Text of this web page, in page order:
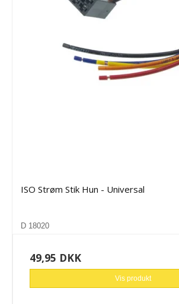
ISO Strøm Stik Hun - Universal
D 18020
49,95 DKK
Vis produkt